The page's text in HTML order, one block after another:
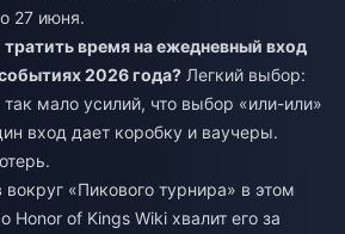
27 июня.
тратить время на ежедневный вход
2026 года? Легкий выбор:
так мало усилий, что выбор «или-или»
вход дает коробку и ваучеры.
«Пикового турнира» в этом
of Kings Wiki хвалит его за